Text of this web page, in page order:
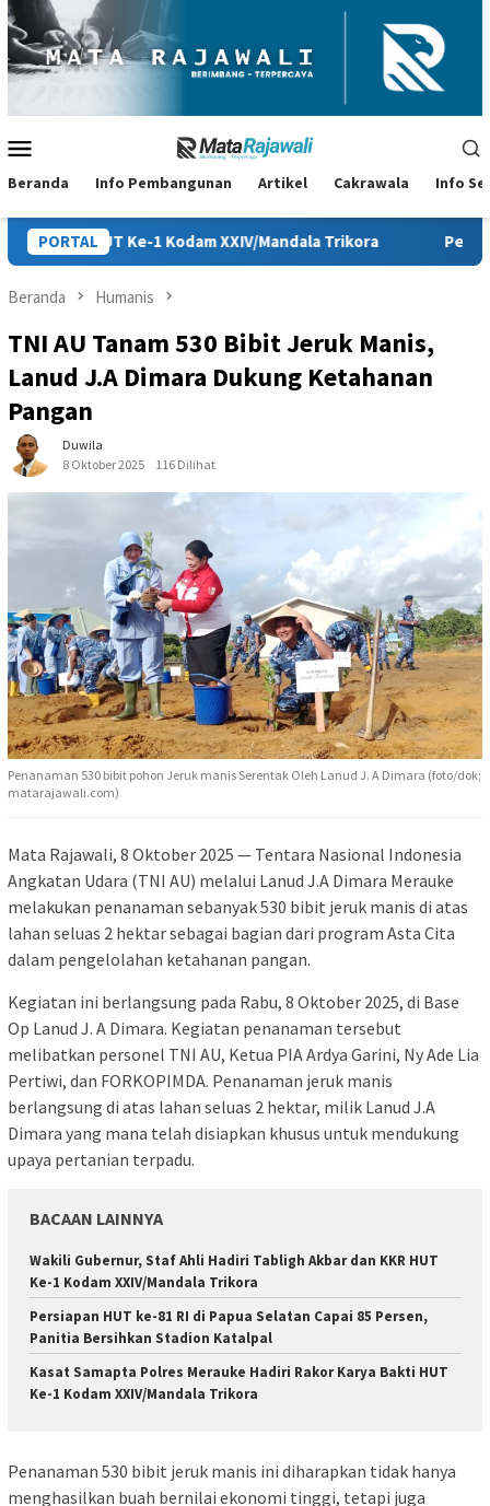
Loncat
ke
konten
Mobile
Beranda Info Pembangunan Artikel Cakrawala Info
PORTAL
XXIV/Mandala Trikora Persiapan HUT ke-81 RI di
Beranda Humanis
TNI AU Tanam 530 Bibit Jeruk Manis,
Lanud J.A Dimara Dukung Ketahanan
Pangan
Duwila
8 Oktober 2025
116 Dilihat
Penanaman 530 bibit pohon Jeruk manis Serentak Oleh Lanud J. A Dimara (foto/dok;
matarajawali.com)
Mata Rajawali, 8 Oktober 2025 — Tentara Nasional Indonesia
Angkatan Udara (TNI AU) melalui Lanud J.A Dimara Merauke
melakukan penanaman sebanyak 530 bibit jeruk manis di atas
lahan seluas 2 hektar sebagai bagian dari program Asta Cita
dalam pengelolahan ketahanan pangan.
Kegiatan ini berlangsung pada Rabu, 8 Oktober 2025, di Base
Op Lanud J. A Dimara. Kegiatan penanaman tersebut
melibatkan personel TNI AU, Ketua PIA Ardya Garini, Ny Ade Lia
Pertiwi, dan FORKOPIMDA. Penanaman jeruk manis
berlangsung di atas lahan seluas 2 hektar, milik Lanud J.A
Dimara yang mana telah disiapkan khusus untuk mendukung
upaya pertanian terpadu.
BACAAN LAINNYA
Wakili Gubernur, Staf Ahli Hadiri Tabligh Akbar dan KKR HUT
Ke-1 Kodam XXIV/Mandala Trikora
Persiapan HUT ke-81 RI di Papua Selatan Capai 85 Persen,
Panitia Bersihkan Stadion Katalpal
Kasat Samapta Polres Merauke Hadiri Rakor Karya Bakti HUT
Ke-1 Kodam XXIV/Mandala Trikora
Penanaman 530 bibit jeruk manis ini diharapkan tidak hanya
menghasilkan buah bernilai ekonomi tinggi, tetapi juga